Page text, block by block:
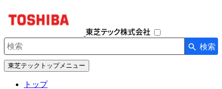
ー
検索キーワード入力 検索
東芝テックトップメニュー
トップ